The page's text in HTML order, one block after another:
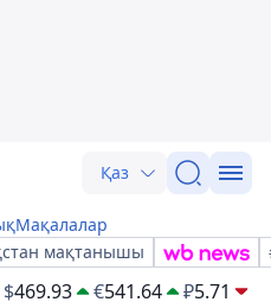
Қаз
Мақалалар
мақтанышы
$469.93 €541.64 ₽5.71